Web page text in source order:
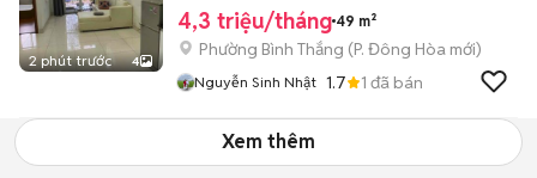
2 phút trước 4
4,3 triệu/tháng 49 m²
Phường Bình Thắng (P. Đông Hòa mới)
Nguyễn Sinh Nhật 1.7 1 đã bán
Xem thêm